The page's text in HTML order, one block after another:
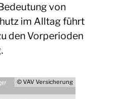
von
im Alltag führt
den Vorperioden
© VAV Versicherung